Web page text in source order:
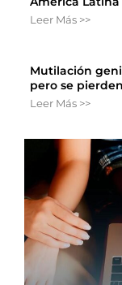
Leer Más >>
Mutilación
pero se
Leer Más >>